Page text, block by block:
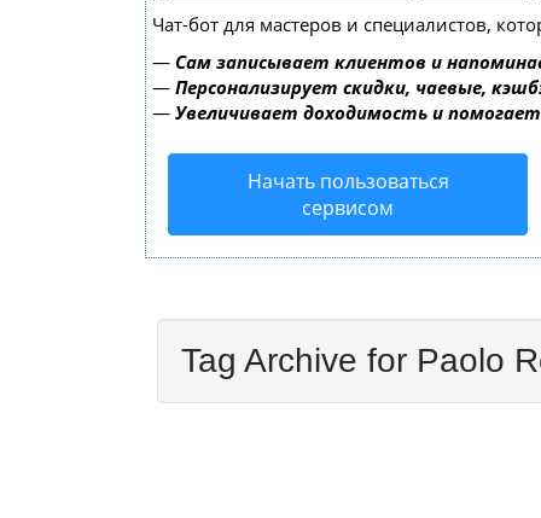
Чат-бот для мастеров и специалистов,
— Сам записывает клиентов и
— Персонализирует скидки, чаевые,
— Увеличивает доходимость и
Начать пользоваться
сервисом
Tag Archive for Paolo